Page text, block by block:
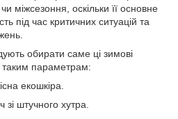
міжсезоння, оскільки її основне
під час критичних ситуацій та
обирати саме ці зимові
таким параметрам:
екошкіра.
зі штучного хутра.